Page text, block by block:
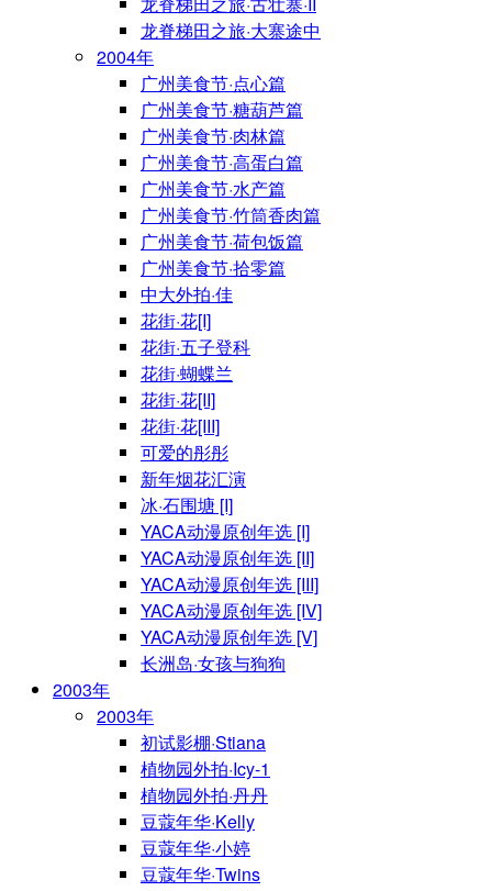
龙脊梯田之旅·大寨途中
2004年
广州美食节·点心篇
广州美食节·糖葫芦篇
广州美食节·肉林篇
广州美食节·高蛋白篇
广州美食节·水产篇
广州美食节·竹筒香肉篇
广州美食节·荷包饭篇
广州美食节·拾零篇
中大外拍·佳
花街·花[I]
花街·五子登科
花街·蝴蝶兰
花街·花[II]
花街·花[III]
可爱的彤彤
新年烟花汇演
冰·石围塘 [I]
YACA动漫原创年选 [I]
YACA动漫原创年选 [II]
YACA动漫原创年选 [III]
YACA动漫原创年选 [IV]
YACA动漫原创年选 [V]
长洲岛·女孩与狗狗
2003年
2003年
初试影棚·Stiana
植物园外拍·Icy-1
植物园外拍·丹丹
豆蔻年华·Kelly
豆蔻年华·小婷
豆蔻年华·Twins